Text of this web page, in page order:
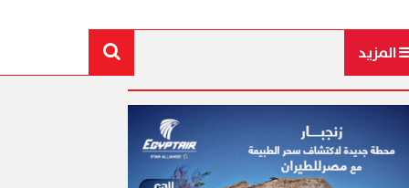
المزيد